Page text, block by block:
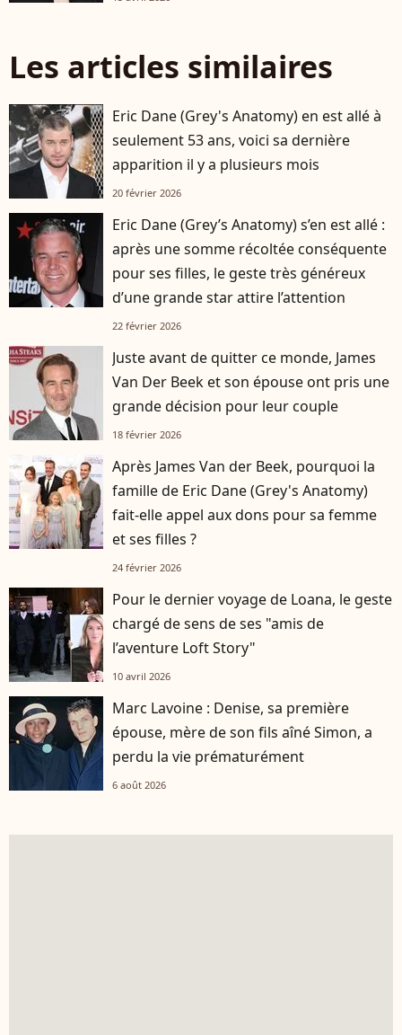
Les articles similaires
Eric Dane (Grey's Anatomy) en est allé à
seulement 53 ans, voici sa dernière
apparition il y a plusieurs mois
20 février 2026
Eric Dane (Grey’s Anatomy) s’en est allé :
après une somme récoltée conséquente
pour ses filles, le geste très généreux
d’une grande star attire l’attention
22 février 2026
Juste avant de quitter ce monde, James
Van Der Beek et son épouse ont pris une
grande décision pour leur couple
18 février 2026
Après James Van der Beek, pourquoi la
famille de Eric Dane (Grey's Anatomy)
fait-elle appel aux dons pour sa femme
et ses filles ?
24 février 2026
Pour le dernier voyage de Loana, le geste
chargé de sens de ses "amis de
l’aventure Loft Story"
10 avril 2026
Marc Lavoine : Denise, sa première
épouse, mère de son fils aîné Simon, a
perdu la vie prématurément
6 août 2026